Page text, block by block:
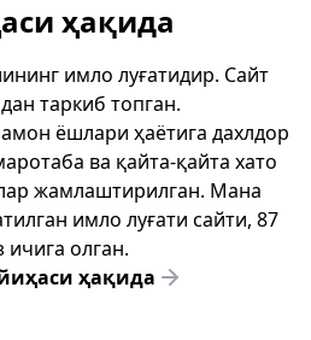
ҳақида
имло луғатидир. Сайт
таркиб топган.
ёшлари ҳаётига дахлдор
ва қайта-қайта хато
жамлаштирилган. Мана
имло луғати сайти, 87
ичига олган.
ҳақида